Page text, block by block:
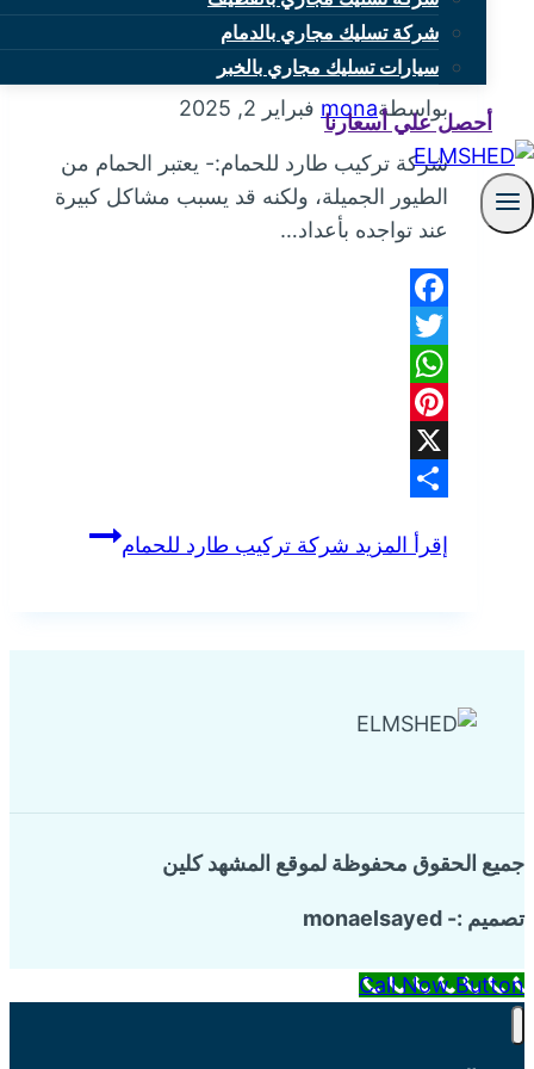
شركة تسليك مجاري بالدمام
سيارات تسليك مجاري بالخبر
أحصل علي أسعارنا
شركة تركيب طارد للحمام
بواسطةmona فبراير 2, 2025
شركة تركيب طارد للحمام:- يعتبر الحمام من
الطيور الجميلة، ولكنه قد يسبب مشاكل كبيرة
عند تواجده بأعداد…
Facebook
Twitter
WhatsApp
Pinterest
X
إقرأ المزيد شركة تركيب طارد للحمام
جميع الحقوق محفوظة لموقع المشهد كلين
تصميم :- monaelsayed
Call Now Button